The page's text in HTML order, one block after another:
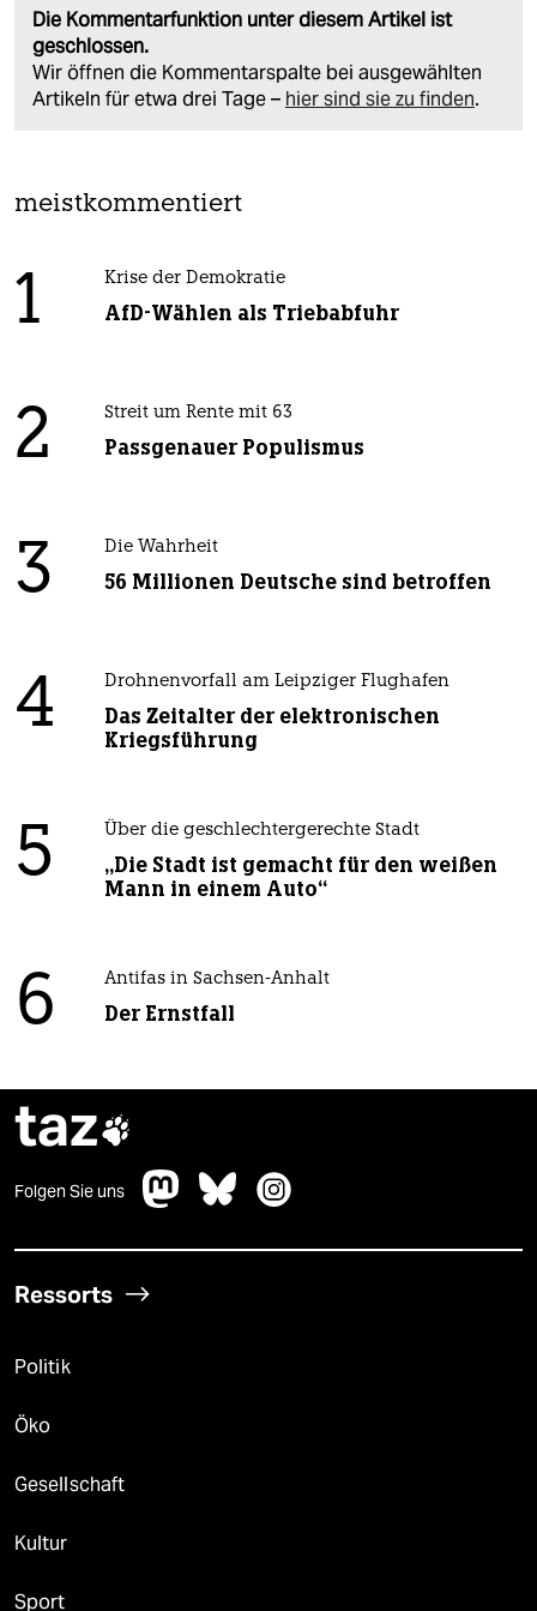
Die Kommentarfunktion unter diesem Artikel ist
geschlossen.
Wir öffnen die Kommentarspalte bei ausgewählten
Artikeln für etwa drei Tage – hier sind sie zu finden.
meistkommentiert
1 Krise der Demokratie
AfD-Wählen als Triebabfuhr
2 Streit um Rente mit 63
Passgenauer Populismus
3 Die Wahrheit
56 Millionen Deutsche sind betroffen
4 Drohnenvorfall am Leipziger Flughafen
Das Zeitalter der elektronischen
Kriegsführung
5 Über die geschlechtergerechte Stadt
„Die Stadt ist gemacht für den weißen
Mann in einem Auto“
6 Antifas in Sachsen-Anhalt
Der Ernstfall
taz
Folgen Sie uns
Ressorts
Politik
Öko
Gesellschaft
Kultur
Sport